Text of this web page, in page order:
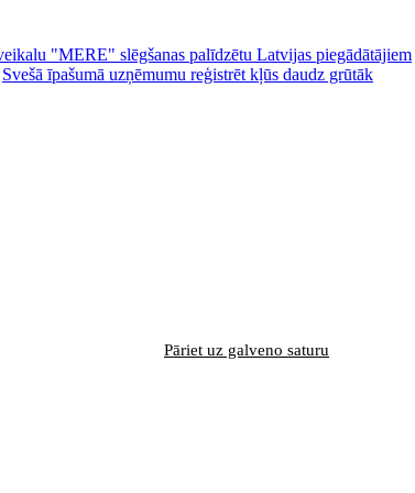
"MERE" slēgšanas palīdzētu Latvijas piegādātājiem
Svešā īpašumā uzņēmumu reģistrēt kļūs daudz grūtāk
Pāriet uz galveno saturu